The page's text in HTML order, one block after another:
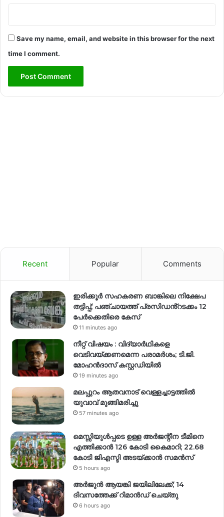
Save my name, email, and website in this browser for the next
time I comment.
Recent Popular Comments
ഇരിക്കൂർ സഹകരണ ബാങ്കിലെ നിക്ഷേപ
തട്ടിപ്പ്; പഞ്ചായത്ത് പ്രസിഡൻ്റടക്കം 12
പേർക്കെതിരെ കേസ്
11 minutes ago
നീറ്റ് വിഷയം : വിദ്യാർഥികളെ
വെടിവയ്ക്കണമെന്ന പരാമർശം; ടി.ജി.
മോഹൻദാസ് കസ്റ്റഡിയിൽ
19 minutes ago
മലപ്പുറം ആതവനാട് വെള്ളച്ചാട്ടത്തില്‍
യുവാവ് മുങ്ങിമരിച്ചു
57 minutes ago
മെസ്സിയുൾപ്പടെ ഉള്ള അർജന്റീന ടീമിനെ
എത്തിക്കാൻ 126 കോടി കൈമാറി; 22.68
കോടി ജിഎസ്ടി അടയ്ക്കാൻ സമൻസ്
5 hours ago
അർജുൻ ആയങ്കി ജയിലിലേക്ക്; 14
ദിവസത്തേക്ക് റിമാൻഡ് ചെയ്തു
6 hours ago